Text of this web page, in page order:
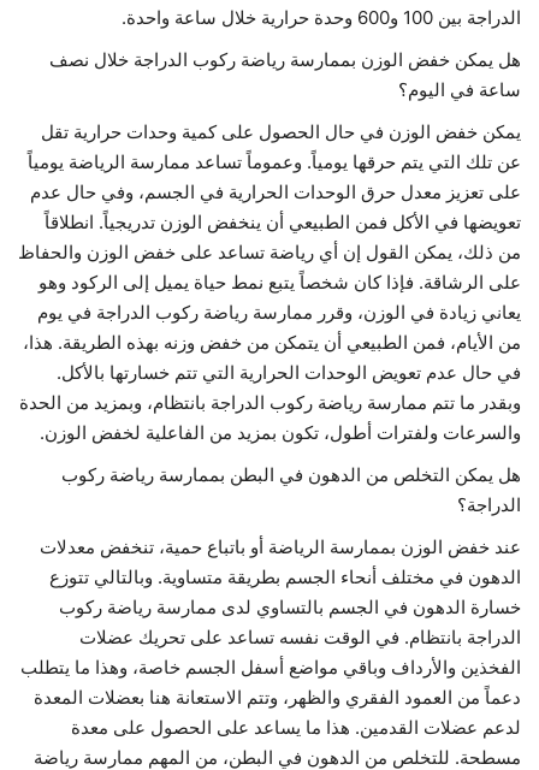
الدراجة بين 100 و600 وحدة حرارية خلال ساعة واحدة.
هل يمكن خفض الوزن بممارسة رياضة ركوب الدراجة خلال نصف
ساعة في اليوم؟
يمكن خفض الوزن في حال الحصول على كمية وحدات حرارية تقل
عن تلك التي يتم حرقها يومياً. وعموماً تساعد ممارسة الرياضة يومياً
على تعزيز معدل حرق الوحدات الحرارية في الجسم، وفي حال عدم
تعويضها في الأكل فمن الطبيعي أن ينخفض الوزن تدريجياً. انطلاقاً
من ذلك، يمكن القول إن أي رياضة تساعد على خفض الوزن والحفاظ
على الرشاقة. فإذا كان شخصاً يتبع نمط حياة يميل إلى الركود وهو
يعاني زيادة في الوزن، وقرر ممارسة رياضة ركوب الدراجة في يوم
من الأيام، فمن الطبيعي أن يتمكن من خفض وزنه بهذه الطريقة. هذا،
في حال عدم تعويض الوحدات الحرارية التي تتم خسارتها بالأكل.
وبقدر ما تتم ممارسة رياضة ركوب الدراجة بانتظام، وبمزيد من الحدة
والسرعات ولفترات أطول، تكون بمزيد من الفاعلية لخفض الوزن.
هل يمكن التخلص من الدهون في البطن بممارسة رياضة ركوب
الدراجة؟
عند خفض الوزن بممارسة الرياضة أو باتباع حمية، تنخفض معدلات
الدهون في مختلف أنحاء الجسم بطريقة متساوية. وبالتالي تتوزع
خسارة الدهون في الجسم بالتساوي لدى ممارسة رياضة ركوب
الدراجة بانتظام. في الوقت نفسه تساعد على تحريك عضلات
الفخذين والأرداف وباقي مواضع أسفل الجسم خاصة، وهذا ما يتطلب
دعماً من العمود الفقري والظهر، وتتم الاستعانة هنا بعضلات المعدة
لدعم عضلات القدمين. هذا ما يساعد على الحصول على معدة
مسطحة. للتخلص من الدهون في البطن، من المهم ممارسة رياضة